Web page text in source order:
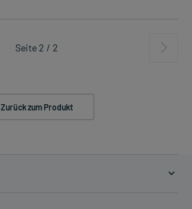
Seite 2 / 2
Zurück zum Produkt